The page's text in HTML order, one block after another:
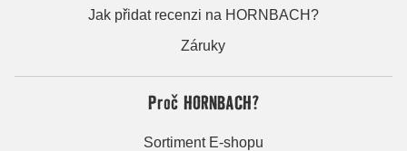
Jak přidat recenzi na HORNBACH?
Záruky
Proč HORNBACH?
Sortiment E-shopu